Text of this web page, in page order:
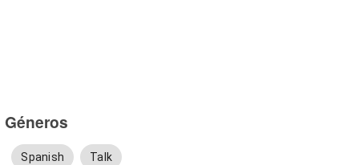
Géneros
Spanish Talk